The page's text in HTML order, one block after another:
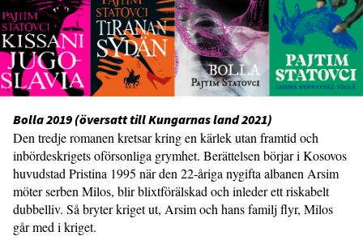
Bolla 2019 (översatt till Kungarnas land 2021)
Den tredje romanen kretsar kring en kärlek utan framtid och
inbördeskrigets oförsonliga grymhet. Berättelsen börjar i Kosovos
huvudstad Pristina 1995 när den 22-åriga nygifta albanen Arsim
möter serben Milos, blir blixtförälskad och inleder ett riskabelt
dubbelliv. Så bryter kriget ut, Arsim och hans familj flyr, Milos
går med i kriget.